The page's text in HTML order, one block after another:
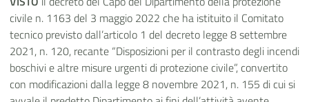
civile n. 1163 del 3 maggio 2022 che ha istituito il Comitato
tecnico previsto dall’articolo 1 del decreto legge 8 settembre
2021, n. 120, recante “Disposizioni per il contrasto degli incendi
boschivi e altre misure urgenti di protezione civile”, convertito
con modificazioni dalla legge 8 novembre 2021, n. 155 di cui si